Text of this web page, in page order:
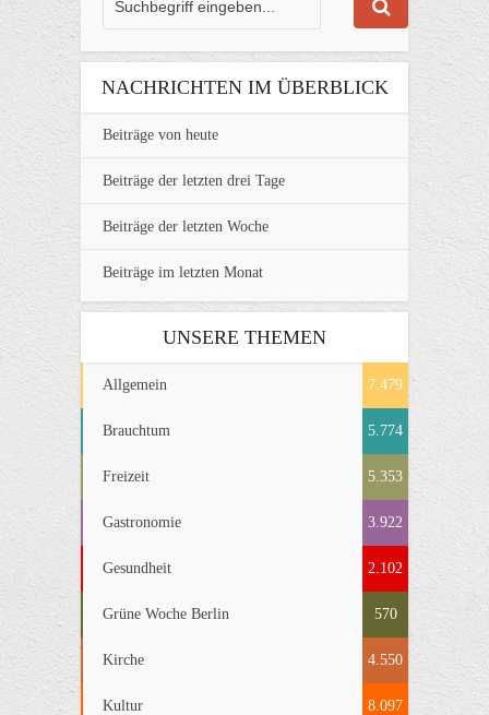
NACHRICHTEN IM ÜBERBLICK
Beiträge von heute
Beiträge der letzten drei Tage
Beiträge der letzten Woche
Beiträge im letzten Monat
UNSERE THEMEN
Allgemein 7.479
Brauchtum 5.774
Freizeit 5.353
Gastronomie 3.922
Gesundheit 2.102
Grüne Woche Berlin 570
Kirche 4.550
Kultur 8.097